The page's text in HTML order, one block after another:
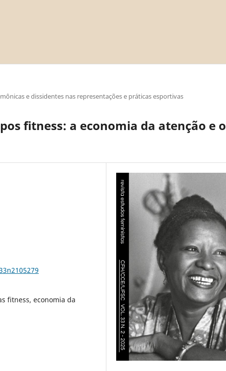
e dissidentes nas representações e práticas esportivas
fitness: a economia da atenção e o
fitness, economia da